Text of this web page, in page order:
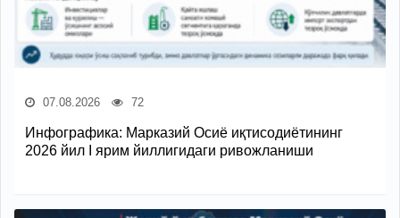
07.08.2026 72
Инфографика: Марказий Осиё иқтисодиётининг
2026 йил I ярим йиллигидаги ривожланиши